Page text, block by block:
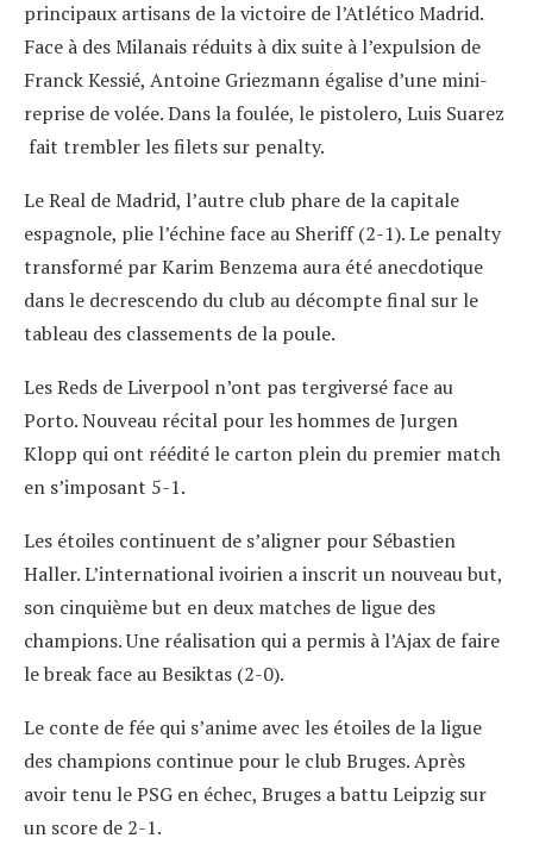
principaux artisans de la victoire de l’Atlético Madrid.
Face à des Milanais réduits à dix suite à l’expulsion de
Franck Kessié, Antoine Griezmann égalise d’une mini-
reprise de volée. Dans la foulée, le pistolero, Luis Suarez
fait trembler les filets sur penalty.
Le Real de Madrid, l’autre club phare de la capitale
espagnole, plie l’échine face au Sheriff (2-1). Le penalty
transformé par Karim Benzema aura été anecdotique
dans le decrescendo du club au décompte final sur le
tableau des classements de la poule.
Les Reds de Liverpool n’ont pas tergiversé face au
Porto. Nouveau récital pour les hommes de Jurgen
Klopp qui ont réédité le carton plein du premier match
en s’imposant 5-1.
Les étoiles continuent de s’aligner pour Sébastien
Haller. L’international ivoirien a inscrit un nouveau but,
son cinquième but en deux matches de ligue des
champions. Une réalisation qui a permis à l’Ajax de faire
le break face au Besiktas (2-0).
Le conte de fée qui s’anime avec les étoiles de la ligue
des champions continue pour le club Bruges. Après
avoir tenu le PSG en échec, Bruges a battu Leipzig sur
un score de 2-1.